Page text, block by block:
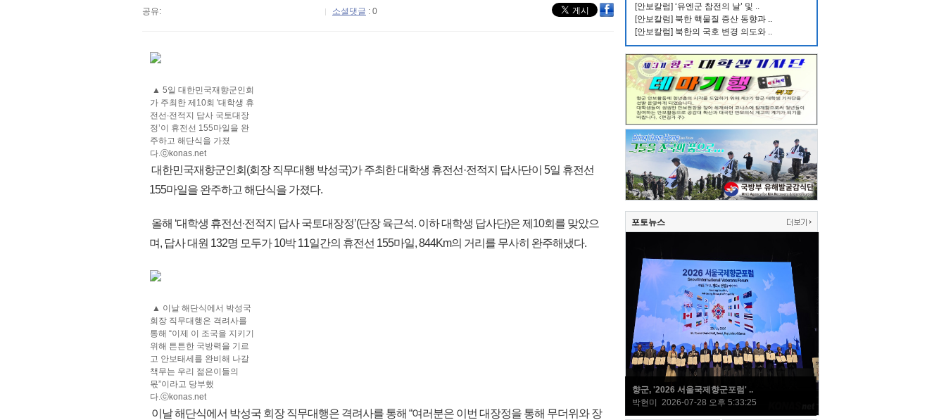
공유:
소셜댓글 : 0
▲ 5일 대한민국재향군인회
가 주최한 제10회 '대학생 휴
전선∙전적지 답사 국토대장
정’이 휴전선 155마일을 완
주하고 해단식을 가졌
다.ⓒkonas.net
대한민국재향군인회(회장 직무대행 박성국)가 주최한 대학생 휴전선·전적지 답사단이 5일 휴전선
155마일을 완주하고 해단식을 가졌다.
올해 ‘대학생 휴전선∙전적지 답사 국토대장정’(단장 육근석. 이하 대학생 답사단)은 제10회를 맞았으
며, 답사 대원 132명 모두가 10박 11일간의 휴전선 155마일, 844Km의 거리를 무사히 완주해냈다.
▲ 이날 해단식에서 박성국
회장 직무대행은 격려사를
통해 “이제 이 조국을 지키기
위해 튼튼한 국방력을 기르
고 안보태세를 완비해 나갈
책무는 우리 젊은이들의
몫”이라고 당부했
다.ⓒkonas.net
이날 해단식에서 박성국 회장 직무대행은 격려사를 통해 “여러분은 이번 대장정을 통해 무더위와 장
[안보칼럼] ‘유엔군 참전의 날’ 및 ..
[안보칼럼] 북한 핵물질 증산 동향과 ..
[안보칼럼] 북한의 국호 변경 의도와 ..
포토뉴스
향군, '2026 서울국제향군포럼' ..
박현미 2026-07-28 오후 5:33:25